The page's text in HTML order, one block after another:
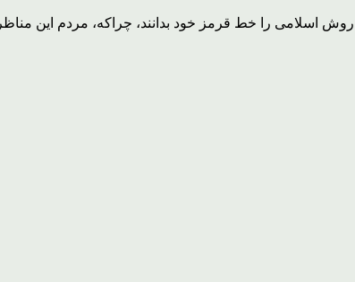
اسلامی را خط قرمز خود بدانند، چراکه، مردم این